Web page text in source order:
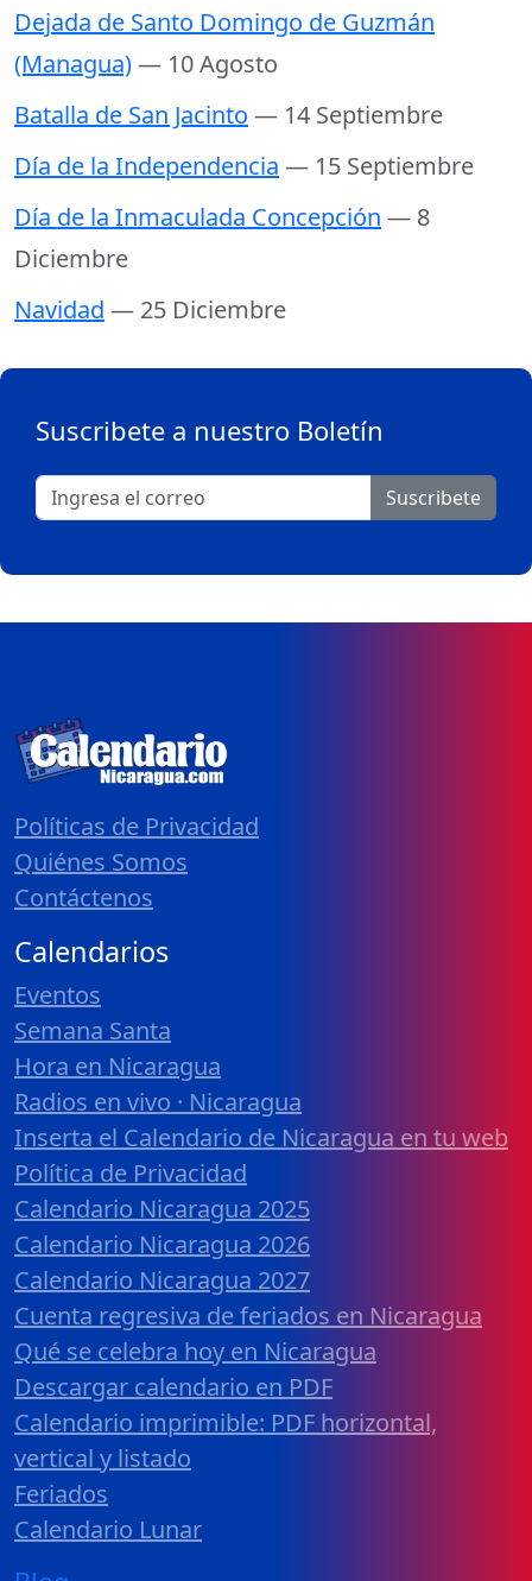
Dejada de Santo Domingo de Guzmán
(Managua)— 10 Agosto
Batalla de San Jacinto — 14 Septiembre
Día de la Independencia — 15 Septiembre
Día de la Inmaculada Concepción — 8
Diciembre
Navidad — 25 Diciembre
Suscribete a nuestro Boletín
Suscribete
Políticas de Privacidad
Quiénes Somos
Contáctenos
Calendarios
Eventos
Semana Santa
Hora en Nicaragua
Radios en vivo · Nicaragua
Inserta el Calendario de Nicaragua en tu web
Política de Privacidad
Calendario Nicaragua 2025
Calendario Nicaragua 2026
Calendario Nicaragua 2027
Cuenta regresiva de feriados en Nicaragua
Qué se celebra hoy en Nicaragua
Descargar calendario en PDF
Calendario imprimible: PDF horizontal,
vertical y listado
Feriados
Calendario Lunar